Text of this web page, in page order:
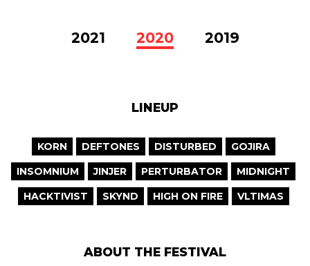
2021 2020 2019
LINEUP
KORN DEFTONES DISTURBED
GOJIRA
INSOMNIUM
JINJER PERTURBATOR
MIDNIGHT
HACKTIVIST
SKYND HIGH ON FIRE VLTIMAS
ABOUT THE FESTIVAL